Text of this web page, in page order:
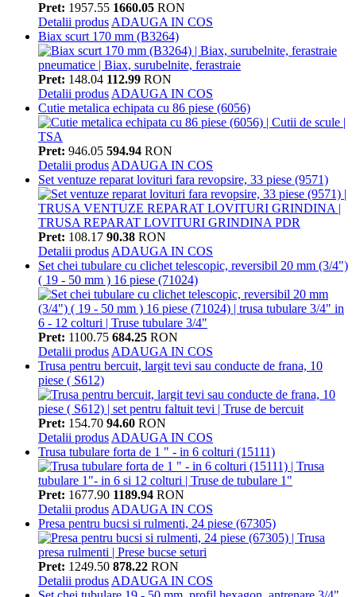
Pret: 1957.55 1660.05 RON
Detalii produs ADAUGA IN COS
Biax scurt 170 mm (B3264)
Pret: 148.04 112.99 RON
Detalii produs ADAUGA IN COS
Cutie metalica echipata cu 86 piese (6056)
Pret: 946.05 594.94 RON
Detalii produs ADAUGA IN COS
Set ventuze reparat lovituri fara revopsire, 33 piese (9571)
Pret: 108.17 90.38 RON
Detalii produs ADAUGA IN COS
Set chei tubulare cu clichet telescopic, reversibil 20 mm (3/4")
( 19 - 50 mm ) 16 piese (71024)
Pret: 1100.75 684.25 RON
Detalii produs ADAUGA IN COS
Trusa pentru bercuit, largit tevi sau conducte de frana, 10
piese ( S612)
Pret: 154.70 94.60 RON
Detalii produs ADAUGA IN COS
Trusa tubulare forta de 1 " - in 6 colturi (15111)
Pret: 1677.90 1189.94 RON
Detalii produs ADAUGA IN COS
Presa pentru bucsi si rulmenti, 24 piese (67305)
Pret: 1249.50 878.22 RON
Detalii produs ADAUGA IN COS